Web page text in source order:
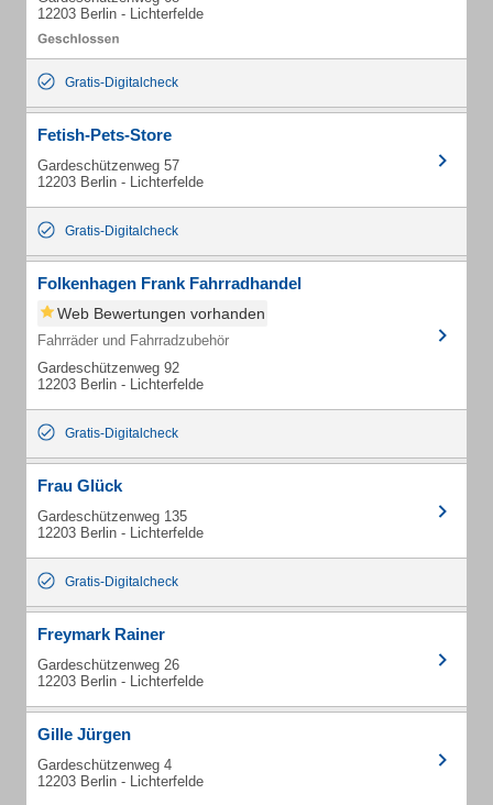
12203 Berlin - Lichterfelde
Gratis-Digitalcheck
Fetish-Pets-Store
Gardeschützenweg 57
12203 Berlin - Lichterfelde
Gratis-Digitalcheck
Folkenhagen Frank Fahrradhandel
Web Bewertungen vorhanden
Fahrräder und Fahrradzubehör
Gardeschützenweg 92
12203 Berlin - Lichterfelde
Gratis-Digitalcheck
Frau Glück
Gardeschützenweg 135
12203 Berlin - Lichterfelde
Gratis-Digitalcheck
Freymark Rainer
Gardeschützenweg 26
12203 Berlin - Lichterfelde
Gille Jürgen
Gardeschützenweg 4
12203 Berlin - Lichterfelde